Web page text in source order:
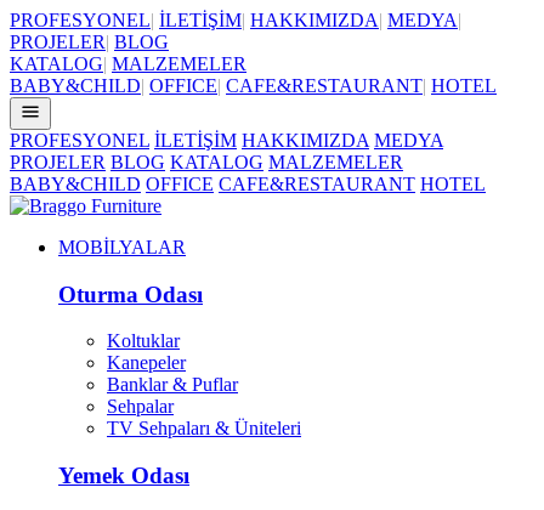
PROFESYONEL| İLETİŞİM| HAKKIMIZDA| MEDYA|
PROJELER| BLOG
KATALOG| MALZEMELER
BABY&CHILD| OFFICE| CAFE&RESTAURANT| HOTEL
PROFESYONEL İLETİŞİM HAKKIMIZDA MEDYA
PROJELER BLOG KATALOG MALZEMELER
BABY&CHILD OFFICE CAFE&RESTAURANT HOTEL
MOBİLYALAR
Oturma Odası
Koltuklar
Kanepeler
Banklar & Puflar
Sehpalar
TV Sehpaları & Üniteleri
Yemek Odası